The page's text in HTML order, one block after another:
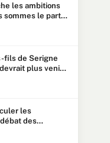
les ambitions
sommes le parti
fils de Serigne
devrait plus venir
porte-parole
l’argent sale
les
des